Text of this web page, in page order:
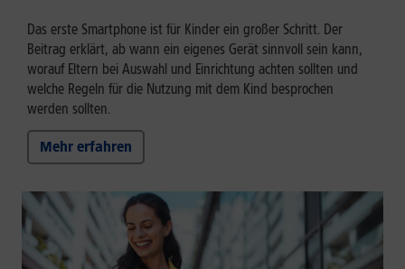
Das erste Smartphone ist für Kinder ein großer Schritt. Der
Beitrag erklärt, ab wann ein eigenes Gerät sinnvoll sein kann,
worauf Eltern bei Auswahl und Einrichtung achten sollten und
welche Regeln für die Nutzung mit dem Kind besprochen
werden sollten.
Mehr erfahren